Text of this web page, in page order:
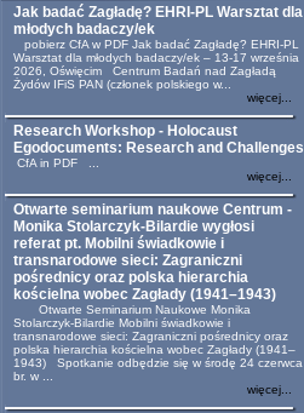
Jak badać Zagładę? EHRI-PL Warsztat dla
młodych badaczy/ek
pobierz CfA w PDF Jak badać Zagładę? EHRI-PL
Warsztat dla młodych badaczy/ek – 13-17 września
2026, Oświęcim Centrum Badań nad Zagładą
Żydów IFiS PAN (członek polskiego w...
więcej...
Research Workshop - Holocaust
Egodocuments: Research and Challenges
CfA in PDF ...
więcej...
Otwarte seminarium naukowe Centrum -
Monika Stolarczyk-Bilardie wygłosi
referat pt. Mobilni świadkowie i
transnarodowe sieci: Zagraniczni
pośrednicy oraz polska hierarchia
kościelna wobec Zagłady (1941–1943)
Otwarte Seminarium Naukowe Monika
Stolarczyk-Bilardie Mobilni świadkowie i
transnarodowe sieci: Zagraniczni pośrednicy oraz
polska hierarchia kościelna wobec Zagłady (1941–
1943) Spotkanie odbędzie się w środę 24 czerwca
br. w ...
więcej...